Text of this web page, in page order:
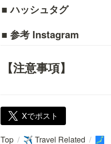
■ ハッシュタグ
■ 参考 Instagram
【注意事項】
Xでポスト
Top / ✈️ Travel Related / 🗾